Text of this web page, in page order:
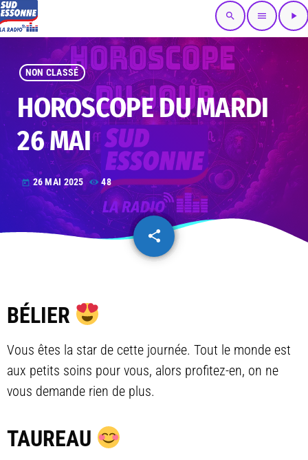
search menu play_arrow
NON CLASSÉ
HOROSCOPE DU MARDI
26 MAI
today 26 MAI 2025 48
share
email
BÉLIER
Vous êtes la star de cette journée. Tout le monde est
aux petits soins pour vous, alors profitez-en, on ne
vous demande rien de plus.
TAUREAU